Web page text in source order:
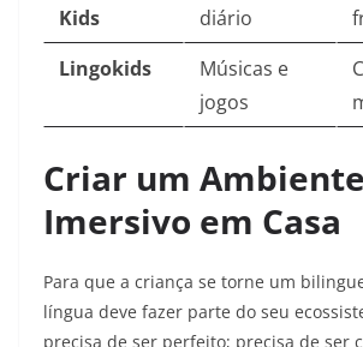
Kids
diário
Lingokids
Músicas e
jogos
Criar um Ambiente
Imersivo em Casa
Para que a criança se torne um
língua deve fazer parte do seu
precisa de ser perfeito; precisa de ser